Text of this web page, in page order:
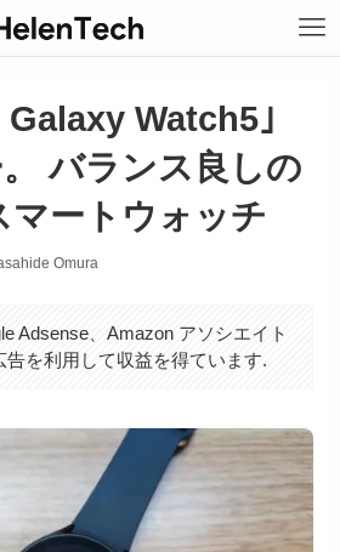
Watch5｣
バランス良しの
マートウォッチ
Omura
Adsense、Amazon アソシエイト
を利用して収益を得ています.